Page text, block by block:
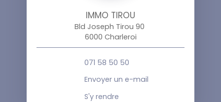
IMMO TIROU
Bld Joseph Tirou 90
6000 Charleroi
071 58 50 50
Envoyer un e-mail
S'y rendre